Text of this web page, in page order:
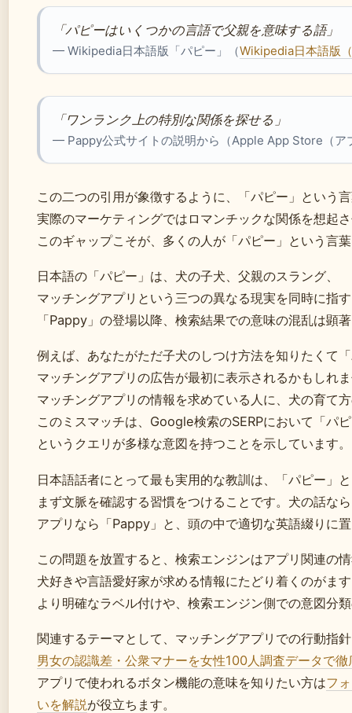
「パピーはいくつかの言語で父親を意味する語」
— Wikipedia日本語版「パピー」（Wikipedia日本語版
「ワンランク上の特別な関係を探せる」
— Pappy公式サイトの説明から（Apple App Store（ア
この二つの引用が象徴するように、「パピー」という
実際のマーケティングではロマンチックな関係を想起
このギャップこそが、多くの人が「パピー」という言
日本語の「パピー」は、犬の子犬、父親のスラング、
マッチングアプリという三つの異なる現実を同時に指
「Pappy」の登場以降、検索結果での意味の混乱は顕
例えば、あなたがただ子犬のしつけ方法を知りたくて
マッチングアプリの広告が最初に表示されるかもしれ
マッチングアプリの情報を求めている人に、犬の育て
このミスマッチは、Google検索のSERPにおいて「パ
というクエリが多様な意図を持つことを示しています。
日本語話者にとって最も実用的な教訓は、「パピー」
まず文脈を確認する習慣をつけることです。犬の話な
アプリなら「Pappy」と、頭の中で適切な英語綴りに
この問題を放置すると、検索エンジンはアプリ関連の
犬好きや言語愛好家が求める情報にたどり着くのがま
より明確なラベル付けや、検索エンジン側での意図分
関連するテーマとして、マッチングアプリでの行動指
男女の認識差・公衆マナーを女性100人調査データで徹
アプリで使われるボタン機能の意味を知りたい方はフ
いを解説が役立ちます。